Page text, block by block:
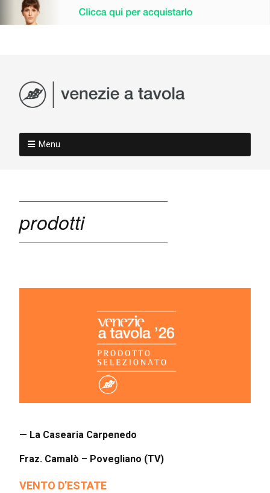
Menu
prodotti
— La Casearia Carpenedo
Fraz. Camalò – Povegliano (TV)
VENTO D’ESTATE